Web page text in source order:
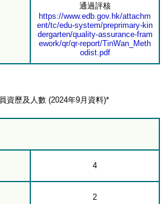
通過評核
https://www.edb.gov.hk/attachm
ent/tc/edu-system/preprimary-kin
dergarten/quality-assurance-fram
ework/qr/qr-report/TinWan_Meth
odist.pdf
資歷及人數 (2024年9月資料)*
4
2